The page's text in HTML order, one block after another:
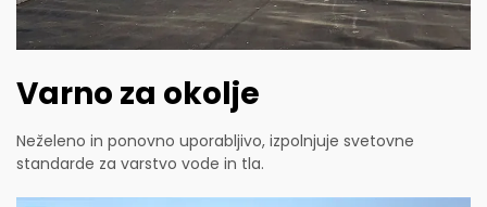
Varno za okolje
Neželeno in ponovno uporabljivo, izpolnjuje svetovne
standarde za varstvo vode in tla.